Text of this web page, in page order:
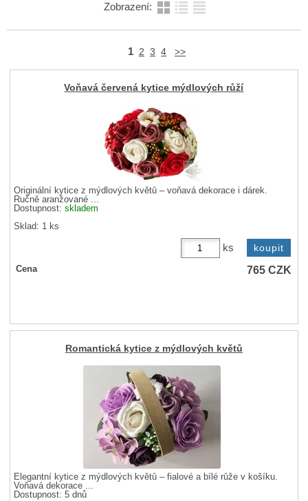
Zobrazení:
1 2 3 4 >>
Voňavá červená kytice mýdlových růží
Originální kytice z mýdlových květů – voňavá dekorace i dárek.
Ručně aranžované ...
Dostupnost:skladem
Sklad: 1 ks
ks
Cena 765CZK
Romantická kytice z mýdlových květů
Elegantní kytice z mýdlových květů – fialové a bílé růže v košíku.
Voňavá dekorace ...
Dostupnost:5 dnů